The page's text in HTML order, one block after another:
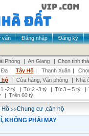
vấn Đăng nhập Đăng ký
Phòng | An Giang | Chọn tỉnh
Đa | Tây Hồ | Thanh Xuân |
hộ | Cửa hàng, Văn phòng | Nhà
-2 tỷ | Từ 2 -3 tỷ | Từ 3 – 5 tỷ |
| Trên 60 tỷ
Hồ>>Chung cư ,căn hộ
KHÔNG PHẢI MAY